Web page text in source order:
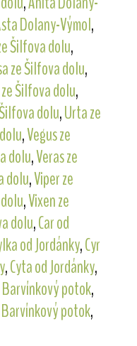
Dolany-Výmol,
Šilfova dolu,
ze Šilfova dolu,
Šilfova dolu,
dolu,Urta ze
,Vegus ze
dolu,Veras ze
dolu,Viper ze
,Vixen ze
dolu,Car od
od Jordánky,Cyr
,Cyta od Jordánky,
potok,
potok,